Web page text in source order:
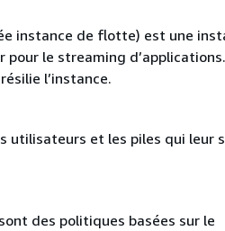
instance de flotte) est une
pour le streaming
l’instance.
utilisateurs et les piles qui leur
des politiques basées sur le